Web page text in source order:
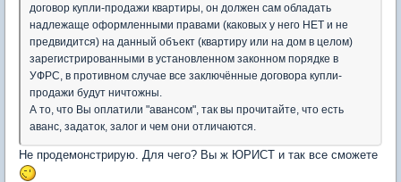
договор купли-продажи квартиры, он должен сам обладать
надлежаще оформленными правами (каковых у него НЕТ и не
предвидится) на данный объект (квартиру или на дом в целом)
зарегистрированными в установленном законном порядке в
УФРС, в противном случае все заключённые договора купли-
продажи будут ничтожны.
А то, что Вы оплатили "авансом", так вы прочитайте, что есть
аванс, задаток, залог и чем они отличаются.
Не продемонстрирую. Для чего? Вы ж ЮРИСТ и так все сможете